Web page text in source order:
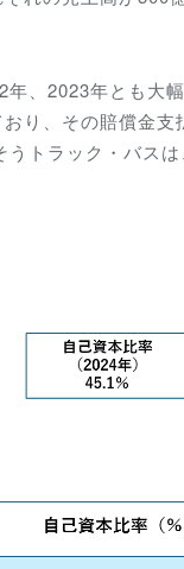
、2023年とも大
り、その賠償金支
トラック・バス